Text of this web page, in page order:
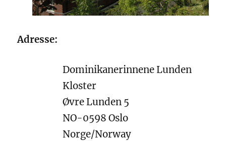
Adresse:
Dominikanerinnene Lunden
Kloster
Øvre Lunden 5
NO-0598 Oslo
Norge/Norway